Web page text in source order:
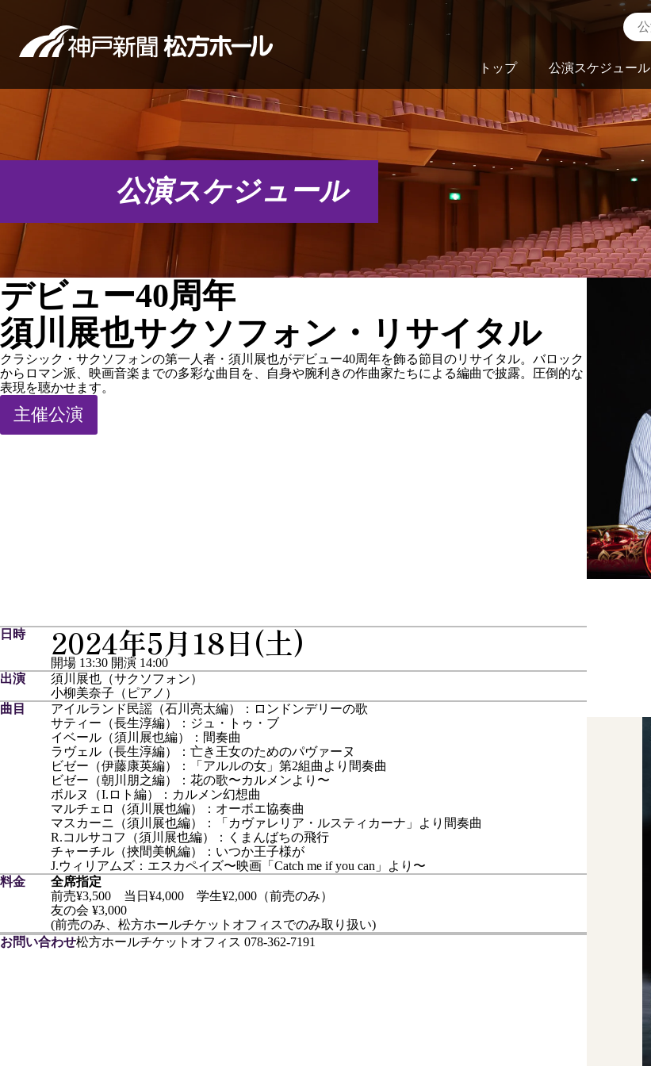
トップ 公演スケジュール
公演スケジュール
デビュー40周年
須川展也サクソフォン・リサイタル
クラシック・サクソフォンの第一人者・須川展也がデビュー40周年を飾る節目のリサイタル。バロック
からロマン派、映画音楽までの多彩な曲目を、自身や腕利きの作曲家たちによる編曲で披露。圧倒的な
表現を聴かせます。
主催公演
日時 2024年5月18日(土)
開場 13:30 開演 14:00
出演
須川展也（サクソフォン）
小柳美奈子（ピアノ）
曲目
アイルランド民謡（石川亮太編）：ロンドンデリーの歌
サティー（長生淳編）：ジュ・トゥ・ブ
イベール（須川展也編）：間奏曲
ラヴェル（長生淳編）：亡き王女のためのパヴァーヌ
ビゼー（伊藤康英編）：「アルルの女」第2組曲より間奏曲
ビゼー（朝川朋之編）：花の歌〜カルメンより〜
ボルヌ（I.ロト編）：カルメン幻想曲
マルチェロ（須川展也編）：オーボエ協奏曲
マスカーニ（須川展也編）：「カヴァレリア・ルスティカーナ」より間奏曲
R.コルサコフ（須川展也編）：くまんばちの飛行
チャーチル（挾間美帆編）：いつか王子様が
J.ウィリアムズ：エスカペイズ〜映画「Catch me if you can」より〜
料金
全席指定
前売¥3,500 当日¥4,000 学生¥2,000（前売のみ）
友の会 ¥3,000
(前売のみ、松方ホールチケットオフィスでのみ取り扱い)
お問い合わせ松方ホールチケットオフィス 078-362-7191